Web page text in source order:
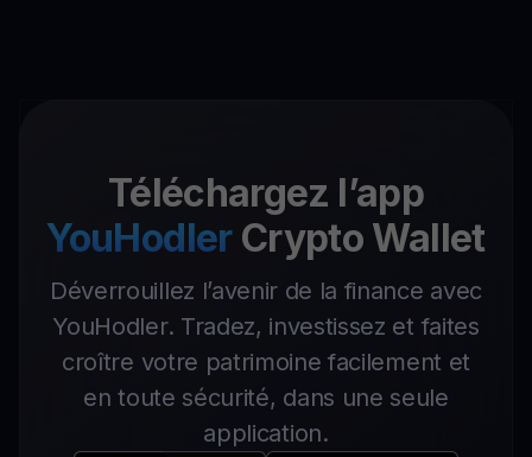
Téléchargez l’app
YouHodler Crypto Wallet
Déverrouillez l’avenir de la finance avec
YouHodler. Tradez, investissez et faites
croître votre patrimoine facilement et
en toute sécurité, dans une seule
application.